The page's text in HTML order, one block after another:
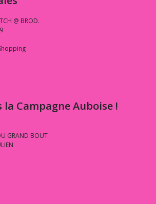
@ BROD.
la Campagne Auboise !
GRAND BOUT